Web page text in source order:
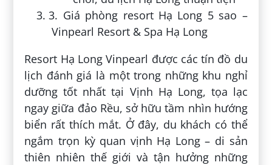
3. Giá phòng resort Hạ Long 5 sao –
Vinpearl Resort & Spa Hạ Long
Resort Hạ Long Vinpearl được các tín đồ du
lịch đánh giá là một trong những khu nghỉ
dưỡng tốt nhất tại Vịnh Hạ Long, tọa lạc
ngay giữa đảo Rều, sở hữu tầm nhìn hướng
biển rất thích mắt. Ở đây, du khách có thể
ngắm trọn kỳ quan vịnh Hạ Long – di sản
thiên nhiên thế giới và tận hưởng những